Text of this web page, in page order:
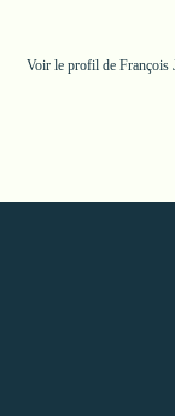
Voir le profil de François